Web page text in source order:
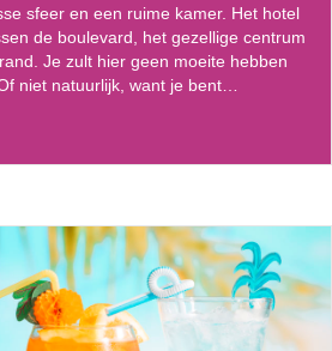
sfeer en een ruime kamer. Het hotel
de boulevard, het gezellige centrum
Je zult hier geen moeite hebben
niet natuurlijk, want je bent…